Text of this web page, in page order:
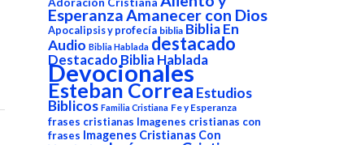
EsperanzaAmanecer con Dios
Apocalipsis y profecía biblia Biblia En
Audio Biblia Hablada destacado
Destacado Biblia Hablada
Devocionales
Esteban Correa Estudios
Biblicos Familia Cristiana Fe y Esperanza
frases cristianas Imagenes cristianas con
frases Imagenes Cristianas Con